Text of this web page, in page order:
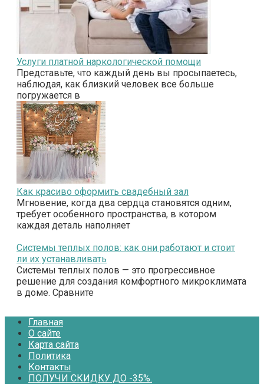
Услуги платной наркологической помощи
Представьте, что каждый день вы просыпаетесь,
наблюдая, как близкий человек все больше
погружается в
Как красиво оформить свадебный зал
Мгновение, когда два сердца становятся одним,
требует особенного пространства, в котором
каждая деталь наполняет
Системы теплых полов: как они работают и стоит
ли их устанавливать
Системы теплых полов — это прогрессивное
решение для создания комфортного микроклимата
в доме. Сравните
Главная
О сайте
Карта сайта
Политика
Контакты
ПОЛУЧИ СКИДКУ ДО -35%.